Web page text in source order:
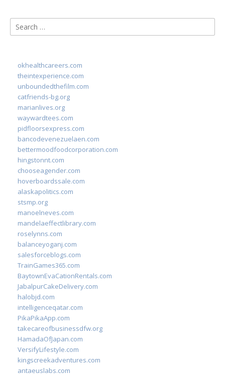
Search
for:
okhealthcareers.com
theintexperience.com
unboundedthefilm.com
catfriends-bg.org
marianlives.org
waywardtees.com
pidfloorsexpress.com
bancodevenezuelaen.com
bettermoodfoodcorporation.com
hingstonnt.com
chooseagender.com
hoverboardssale.com
alaskapolitics.com
stsmp.org
manoelneves.com
mandelaeffectlibrary.com
roselynns.com
balanceyoganj.com
salesforceblogs.com
TrainGames365.com
BaytownEvaCationRentals.com
JabalpurCakeDelivery.com
halobjd.com
intelligenceqatar.com
PikaPikaApp.com
takecareofbusinessdfw.org
HamadaOfJapan.com
VersifyLifestyle.com
kingscreekadventures.com
antaeuslabs.com